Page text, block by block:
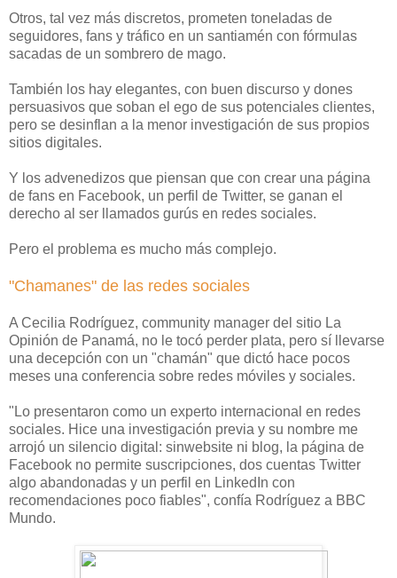
Otros, tal vez más discretos, prometen toneladas de
seguidores, fans y tráfico en un santiamén con fórmulas
sacadas de un sombrero de mago.
También los hay elegantes, con buen discurso y dones
persuasivos que soban el ego de sus potenciales clientes,
pero se desinflan a la menor investigación de sus propios
sitios digitales.
Y los advenedizos que piensan que con crear una página
de fans en Facebook, un perfil de Twitter, se ganan el
derecho al ser llamados gurús en redes sociales.
Pero el problema es mucho más complejo.
"Chamanes" de las redes sociales
A Cecilia Rodríguez, community manager del sitio La
Opinión de Panamá, no le tocó perder plata, pero sí llevarse
una decepción con un "chamán" que dictó hace pocos
meses una conferencia sobre redes móviles y sociales.
"Lo presentaron como un experto internacional en redes
sociales. Hice una investigación previa y su nombre me
arrojó un silencio digital: sinwebsite ni blog, la página de
Facebook no permite suscripciones, dos cuentas Twitter
algo abandonadas y un perfil en LinkedIn con
recomendaciones poco fiables", confía Rodríguez a BBC
Mundo.